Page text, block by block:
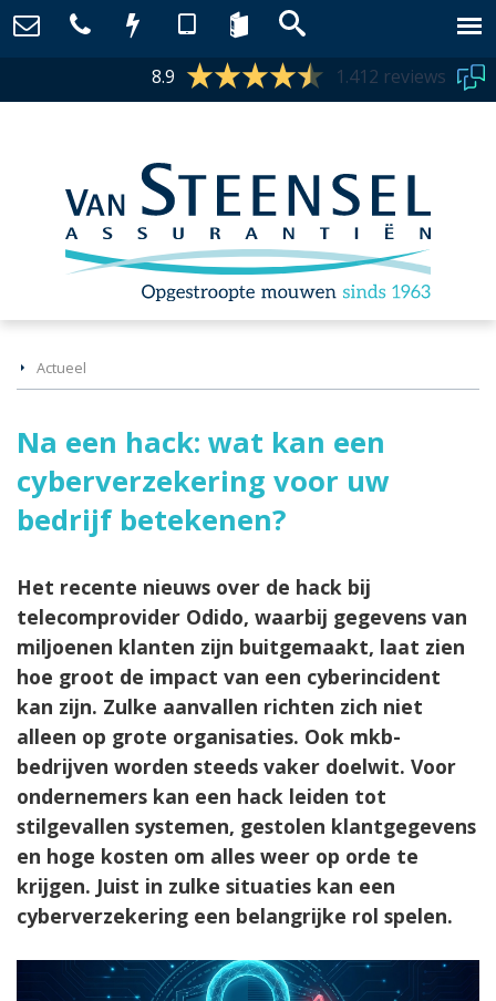
8.9 1.412 reviews
Actueel
Na een hack: wat kan een
cyberverzekering voor uw
bedrijf betekenen?
Het recente nieuws over de hack bij
telecomprovider Odido, waarbij gegevens van
miljoenen klanten zijn buitgemaakt, laat zien
hoe groot de impact van een cyberincident
kan zijn. Zulke aanvallen richten zich niet
alleen op grote organisaties. Ook mkb-
bedrijven worden steeds vaker doelwit. Voor
ondernemers kan een hack leiden tot
stilgevallen systemen, gestolen klantgegevens
en hoge kosten om alles weer op orde te
krijgen. Juist in zulke situaties kan een
cyberverzekering een belangrijke rol spelen.